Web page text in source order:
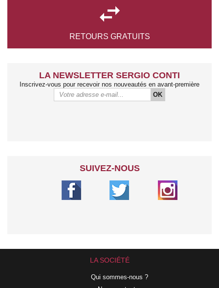

RETOURS GRATUITS
LA NEWSLETTER SERGIO CONTI
Inscrivez-vous pour recevoir nos nouveautés en avant-première
OK
SUIVEZ-NOUS
LA SOCIÉTÉ
Qui sommes-nous ?